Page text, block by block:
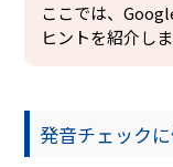
ここでは、
ヒントを紹介しま
発音チェック